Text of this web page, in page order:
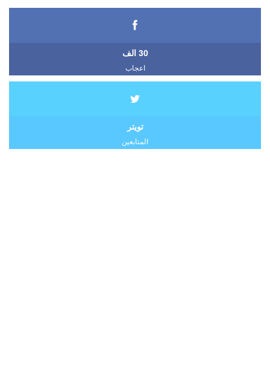
30 الف
اعجاب
تويتر
المتابعين